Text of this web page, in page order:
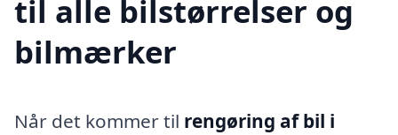
til alle bilstørrelser og
bilmærker
Når det kommer til rengøring af bil i